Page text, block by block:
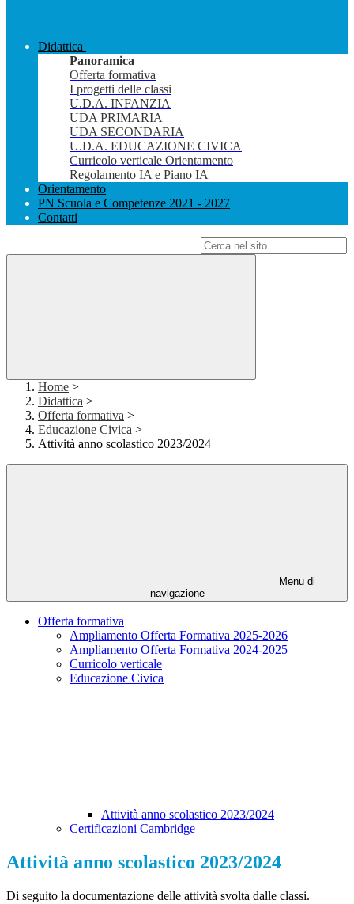
Didattica
Panoramica
Offerta formativa
I progetti delle classi
U.D.A. INFANZIA
UDA PRIMARIA
UDA SECONDARIA
U.D.A. EDUCAZIONE CIVICA
Curricolo verticale Orientamento
Regolamento IA e Piano IA
Orientamento
PN Scuola e Competenze 2021 - 2027
Contatti
Home >
Didattica >
Offerta formativa >
Educazione Civica >
Attività anno scolastico 2023/2024
Menu di
navigazione
Offerta formativa
Ampliamento Offerta Formativa 2025-2026
Ampliamento Offerta Formativa 2024-2025
Curricolo verticale
Educazione Civica
Attività anno scolastico 2023/2024
Certificazioni Cambridge
Attività anno scolastico 2023/2024
Di seguito la documentazione delle attività svolta dalle classi.